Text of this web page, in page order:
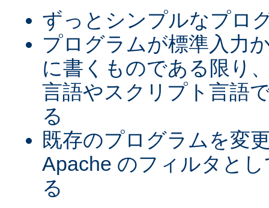
ずっとシンプルなプロ
プログラムが標準入力
に書くものである限り
言語やスクリプト言語
る
既存のプログラムを変
Apache のフィルタと
る